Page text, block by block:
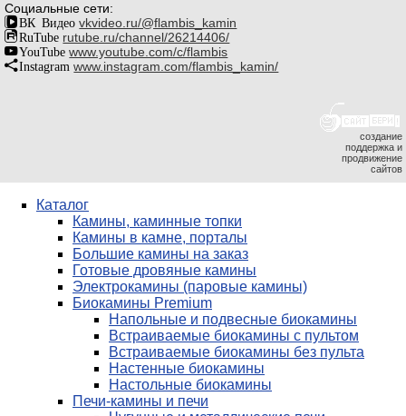
Социальные сети:
ВК Видео vkvideo.ru/@flambis_kamin
RuTube rutube.ru/channel/26214406/
YouTube www.youtube.com/c/flambis
Instagram www.instagram.com/flambis_kamin/
создание
поддержка и
продвижение
сайтов
Каталог
Камины, каминные топки
Камины в камне, порталы
Большие камины на заказ
Готовые дровяные камины
Электрокамины (паровые камины)
Биокамины Premium
Напольные и подвесные биокамины
Встраиваемые биокамины с пультом
Встраиваемые биокамины без пульта
Настенные биокамины
Настольные биокамины
Печи-камины и печи